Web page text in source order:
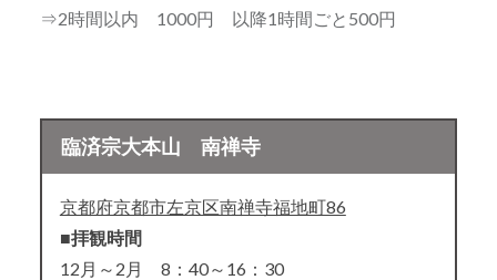
⇒2時間以内 1000円 以降1時間ごと500円
臨済宗大本山 南禅寺
京都府京都市左京区南禅寺福地町86
■拝観時間
12月～2月 8：40～16：30